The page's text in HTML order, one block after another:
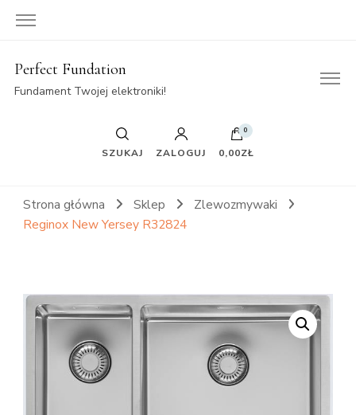
Perfect Fundation
Fundament Twojej elektroniki!
SZUKAJ ZALOGUJ
0
0,00ZŁ
Strona główna Sklep
Zlewozmywaki
Reginox New Yersey R32824